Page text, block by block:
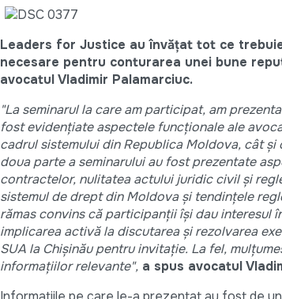
Leaders for Justice au învățat tot ce
necesare pentru conturarea unei bune
avocatul Vladimir Palamarciuc.
"La seminarul la care am participat, am
fost evidențiate aspectele funcționale ale
cadrul sistemului din Republica Moldova, cât și
doua parte a seminarului au fost prezentate
contractelor, nulitatea actului juridic civil și
sistemul de drept din Moldova și tendințele
rămas convins că participanții își dau interesul
implicarea activă la discutarea și rezolvarea
SUA la Chișinău pentru invitație. La fel,
informațiilor relevante", a spus avocatul